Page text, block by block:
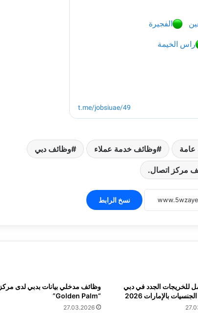
عامة وظائف خدمة عملاء وظائف دبي
مركز اتصال.
نسخ الرابط
للخريجات الجدد في دبي
بالإمارات 2026
وظائف مدخلي بيانات بدبي لدى مركز
“Golden Palm”
27.03.2026